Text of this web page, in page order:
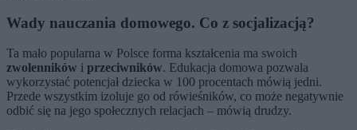
Wady nauczania domowego. Co z socjalizacją?
Ta mało popularna w Polsce forma kształcenia ma swoich
zwolenników i przeciwników. Edukacja domowa pozwala
wykorzystać potencjał dziecka w 100 procentach mówią jedni.
Przede wszystkim izoluje go od rówieśników, co może negatywnie
odbić się na jego społecznych relacjach – mówią drudzy.